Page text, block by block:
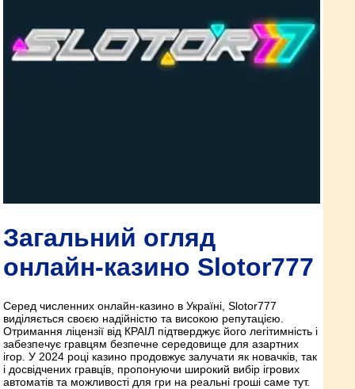
Загальний огляд
онлайн-казино Slotor777
Серед численних онлайн-казино в Україні, Slotor777
виділяється своєю надійністю та високою репутацією.
Отримання ліцензії від КРАІЛ підтверджує його легітимність і
забезпечує гравцям безпечне середовище для азартних
ігор. У 2024 році казино продовжує залучати як новачків, так
і досвідчених гравців, пропонуючи широкий вибір ігрових
автоматів та можливості для гри на реальні гроші саме тут.